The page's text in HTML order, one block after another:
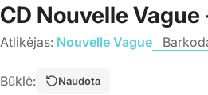
CD Nouvelle
Atlikėjas: Nouvelle Vague
Būklė: Naudota